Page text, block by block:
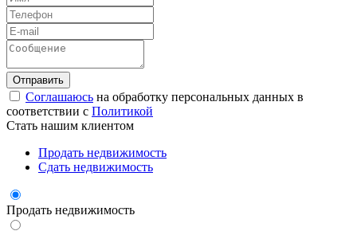
Соглашаюсь на обработку персональных данных в
соответствии с Политикой
Стать нашим клиентом
Продать недвижимость
Сдать недвижимость
Продать недвижимость